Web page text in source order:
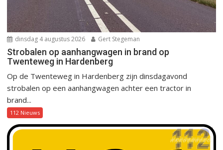
dinsdag 4 augustus 2026 Gert Stegeman
Strobalen op aanhangwagen in brand op
Twenteweg in Hardenberg
Op de Twenteweg in Hardenberg zijn dinsdagavond
strobalen op een aanhangwagen achter een tractor in
brand...
112 Nieuws